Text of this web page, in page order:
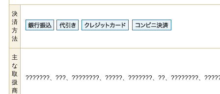
決
済
方
法
主
な
取
扱
商
???????、???、????????、?????、???????、??、????????、